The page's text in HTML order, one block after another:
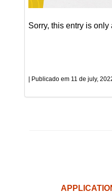
Sorry, this entry is
11 de july,